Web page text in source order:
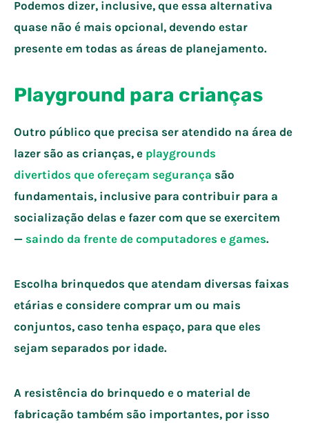
Podemos dizer, inclusive, que essa alternativa
quase não é mais opcional, devendo estar
presente em todas as áreas de planejamento.
Playground para crianças
Outro público que precisa ser atendido na área de
lazer são as crianças, e playgrounds
divertidos que ofereçam segurança são
fundamentais, inclusive para contribuir para a
socialização delas e fazer com que se exercitem
— saindo da frente de computadores e games.
Escolha brinquedos que atendam diversas faixas
etárias e considere comprar um ou mais
conjuntos, caso tenha espaço, para que eles
sejam separados por idade.
A resistência do brinquedo e o material de
fabricação também são importantes, por isso